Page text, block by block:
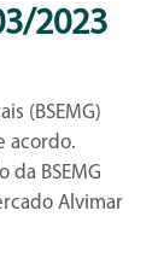
2023
(BSEMG)
acordo.
BSEMG
Alvimar